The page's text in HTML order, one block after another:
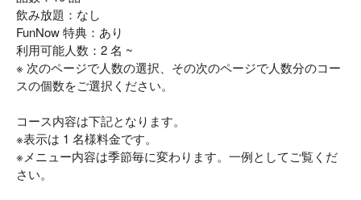
飲み放題：なし
FunNow 特典：あり
利用可能人数：2 名 ~
※ 次のページで人数の選択、その次のページで人数分のコー
スの個数をご選択ください。
コース内容は下記となります。
※表示は 1 名様料金です。
※メニュー内容は季節毎に変わります。一例としてご覧くだ
さい。